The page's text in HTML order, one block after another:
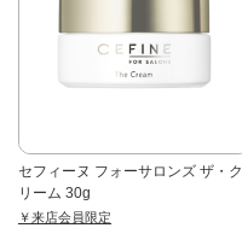
セフィーヌ フォーサロンズ ザ・ク
リーム 30g
￥来店会員限定